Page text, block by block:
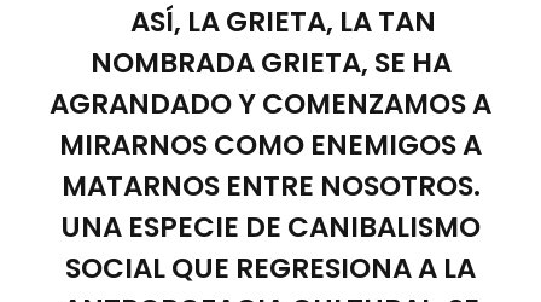
ASÍ, LA GRIETA, LA TAN
NOMBRADA GRIETA, SE HA
AGRANDADO Y COMENZAMOS A
MIRARNOS COMO ENEMIGOS A
MATARNOS ENTRE NOSOTROS.
UNA ESPECIE DE CANIBALISMO
SOCIAL QUE REGRESIONA A LA